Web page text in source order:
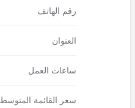
اتصل بنا
رقم الهاتف
العنوان
ساعات العمل
سعر القائمة المتوسط